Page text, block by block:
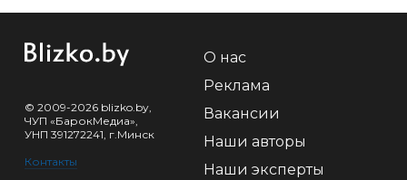
© 2009-2026 blizko.by,
ЧУП «БарокМедиа»,
УНП 391272241, г.Минск
Контакты
О нас
Реклама
Вакансии
Наши авторы
Наши эксперты